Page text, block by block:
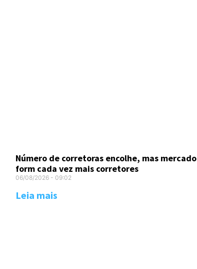
Número de corretoras encolhe, mas mercado
form cada vez mais corretores
06/08/2026 09:02
Leia mais